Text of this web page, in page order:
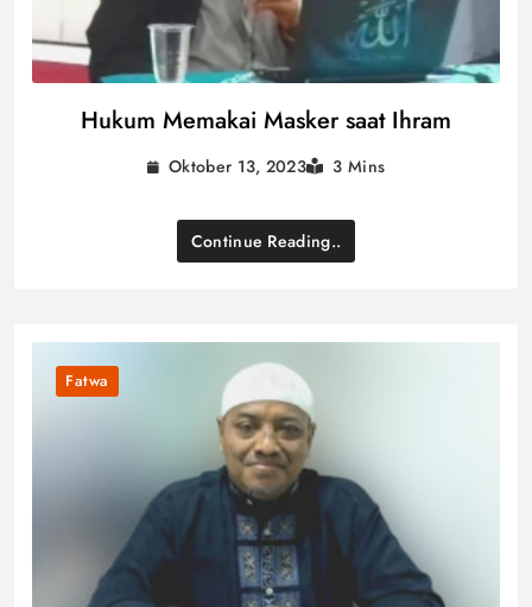
Hukum Memakai Masker saat Ihram
Oktober 13, 2023 3 Mins
Continue Reading..
Fatwa